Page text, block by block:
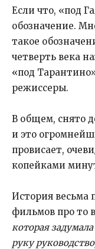
Если что, «под
обозначение.
такое
четверть века
«под
режиссеры.
В общем, снято
и это
провисает,
копейками
История весьма
фильмов про то
которая
руку